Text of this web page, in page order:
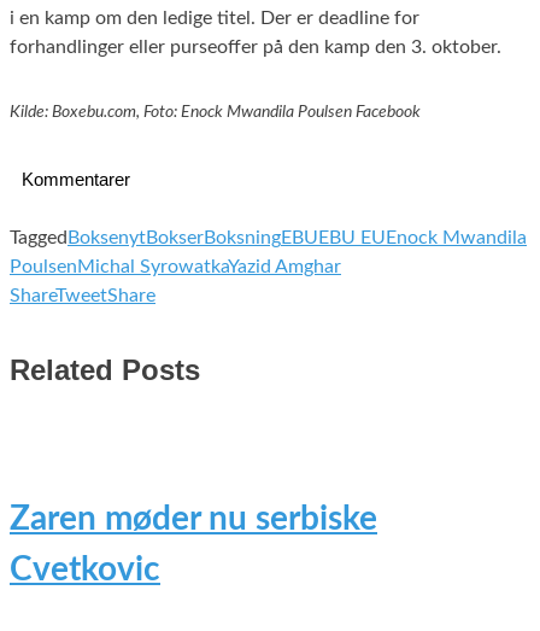
i en kamp om den ledige titel. Der er deadline for
forhandlinger eller purseoffer på den kamp den 3. oktober.
Kilde: Boxebu.com, Foto: Enock Mwandila Poulsen Facebook
Kommentarer
Tagged BoksenytBokserBoksningEBU EBU EU Enock Mwandila
PoulsenMichal SyrowatkaYazid Amghar
ShareTweetShare
Related Posts
Zaren møder nu serbiske
Cvetkovic